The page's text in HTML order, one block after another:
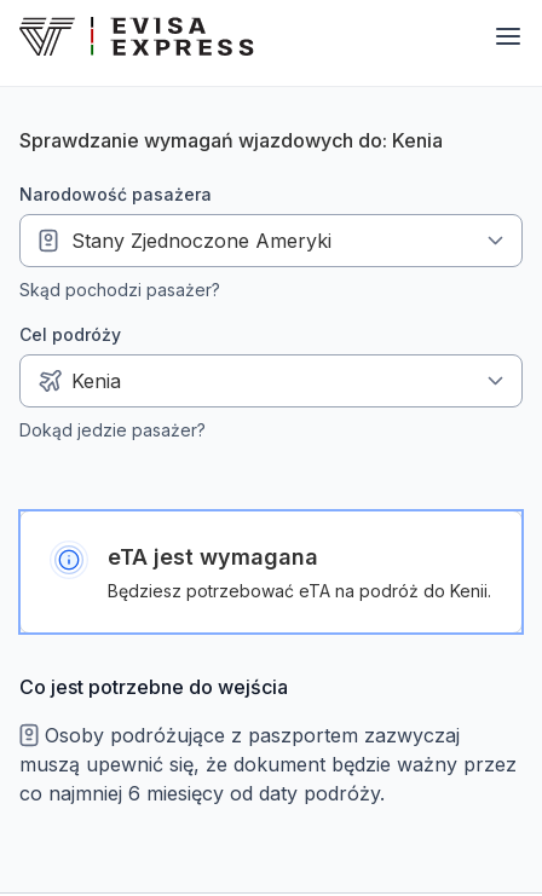
Sprawdzanie wymagań wjazdowych do: Kenia
narodowość pasażera
Skąd pochodzi pasażer?
Cel podróży
Dokąd jedzie pasażer?
eTA jest wymagana
Będziesz potrzebować eTA na podróż do Kenii.
Co jest potrzebne do wejścia
Osoby podróżujące z paszportem zazwyczaj
muszą upewnić się, że dokument będzie ważny przez
co najmniej 6 miesięcy od daty podróży.